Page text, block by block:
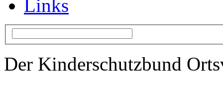
Links
Der Kinderschutzbund